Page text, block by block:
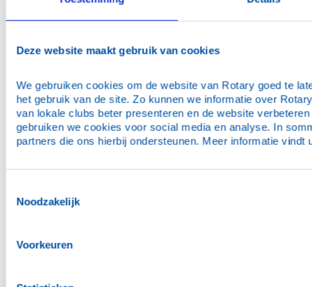
Deze website maakt gebruik van cookies
We gebruiken cookies om de website van Rotary goed te
het gebruik van de site. Zo kunnen we informatie over
van lokale clubs beter presenteren en de website
gebruiken we cookies voor social media en analyse. In
partners die ons hierbij ondersteunen. Meer informatie vindt
Noodzakelijk
VoorkeurenCLUBS & ORGANISATIE